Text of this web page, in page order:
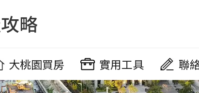
大桃園買房 實用工具 聯